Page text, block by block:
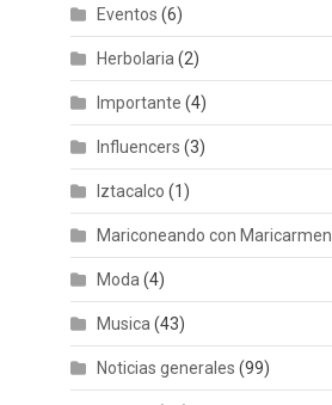
Eventos (6)
Herbolaria (2)
Importante (4)
Influencers (3)
Iztacalco (1)
Mariconeando con Maricarmen
Moda (4)
Musica (43)
Noticias generales (99)